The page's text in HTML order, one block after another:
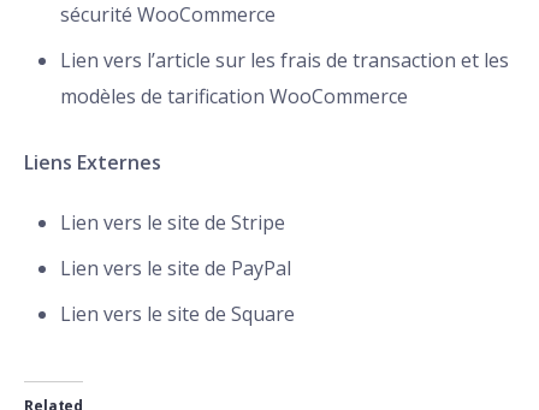
sécurité WooCommerce
Lien vers l’article sur les frais de transaction et les
modèles de tarification WooCommerce
Liens Externes
Lien vers le site de Stripe
Lien vers le site de PayPal
Lien vers le site de Square